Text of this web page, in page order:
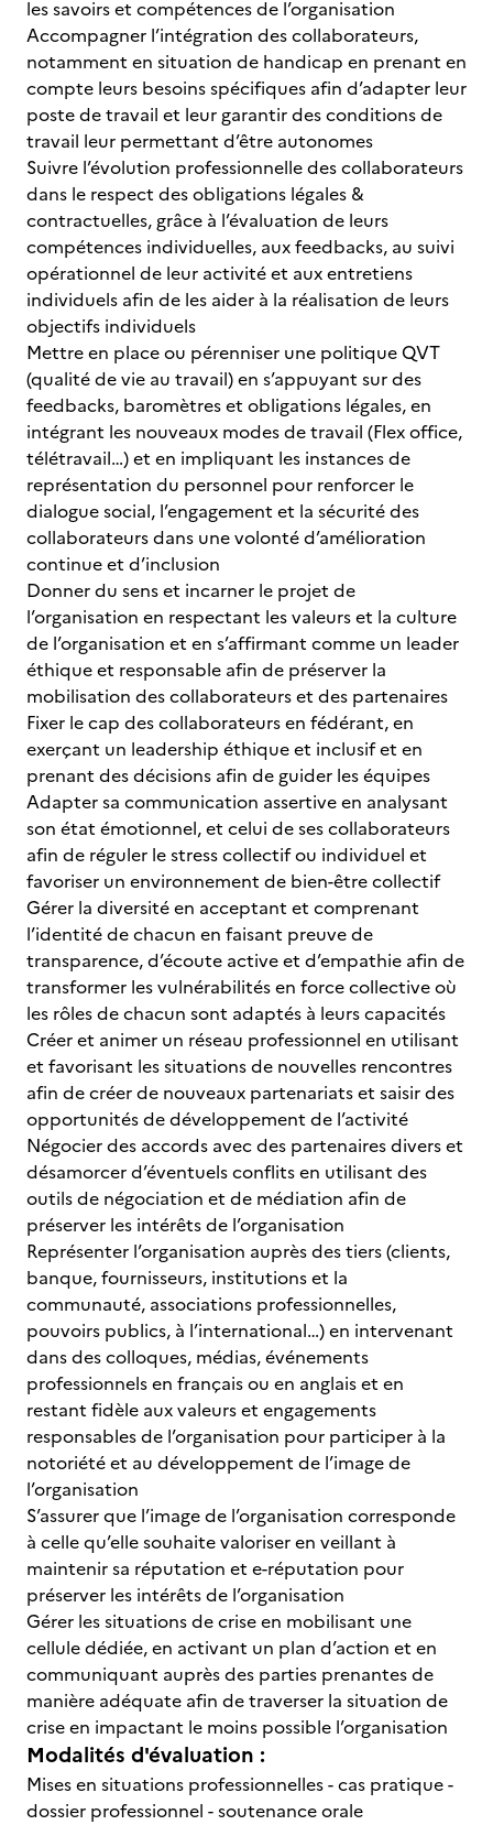
les savoirs et compétences de l’organisation
Accompagner l’intégration des collaborateurs,
notamment en situation de handicap en prenant en
compte leurs besoins spécifiques afin d’adapter leur
poste de travail et leur garantir des conditions de
travail leur permettant d’être autonomes
Suivre l’évolution professionnelle des collaborateurs
dans le respect des obligations légales &
contractuelles, grâce à l’évaluation de leurs
compétences individuelles, aux feedbacks, au suivi
opérationnel de leur activité et aux entretiens
individuels afin de les aider à la réalisation de leurs
objectifs individuels
Mettre en place ou pérenniser une politique QVT
(qualité de vie au travail) en s’appuyant sur des
feedbacks, baromètres et obligations légales, en
intégrant les nouveaux modes de travail (Flex office,
télétravail…) et en impliquant les instances de
représentation du personnel pour renforcer le
dialogue social, l’engagement et la sécurité des
collaborateurs dans une volonté d’amélioration
continue et d’inclusion
Donner du sens et incarner le projet de
l’organisation en respectant les valeurs et la culture
de l’organisation et en s’affirmant comme un leader
éthique et responsable afin de préserver la
mobilisation des collaborateurs et des partenaires
Fixer le cap des collaborateurs en fédérant, en
exerçant un leadership éthique et inclusif et en
prenant des décisions afin de guider les équipes
Adapter sa communication assertive en analysant
son état émotionnel, et celui de ses collaborateurs
afin de réguler le stress collectif ou individuel et
favoriser un environnement de bien-être collectif
Gérer la diversité en acceptant et comprenant
l’identité de chacun en faisant preuve de
transparence, d’écoute active et d’empathie afin de
transformer lesvulnérabilités en force collective où
les rôles de chacun sont adaptés à leurs capacités
Créer et animer un réseau professionnel en utilisant
et favorisant les situations de nouvelles rencontres
afin de créer de nouveaux partenariats et saisir des
opportunités de développement de l’activité
Négocier des accords avec des partenaires divers et
désamorcer d’éventuels conflits en utilisant des
outils de négociation et de médiation afin de
préserver les intérêts de l’organisation
Représenter l’organisation auprès des tiers (clients,
banque, fournisseurs, institutions et la
communauté, associations professionnelles,
pouvoirs publics, à l’international…) en intervenant
dans des colloques, médias, événements
professionnels en français ou en anglais et en
restant fidèle aux valeurs et engagements
responsables de l’organisation pour participer à la
notoriété et au développement de l’image de
l’organisation
S’assurer que l’image de l’organisation corresponde
à celle qu’elle souhaite valoriser en veillant à
maintenir sa réputation et e-réputation pour
préserver les intérêts de l’organisation
Gérer les situations de crise en mobilisant une
cellule dédiée, en activant un plan d’action et en
communiquant auprès des parties prenantes de
manière adéquate afin de traverser la situation de
crise en impactant le moins possible l’organisation
Modalités d'évaluation :
Mises en situations professionnelles - cas pratique -
dossier professionnel - soutenance orale